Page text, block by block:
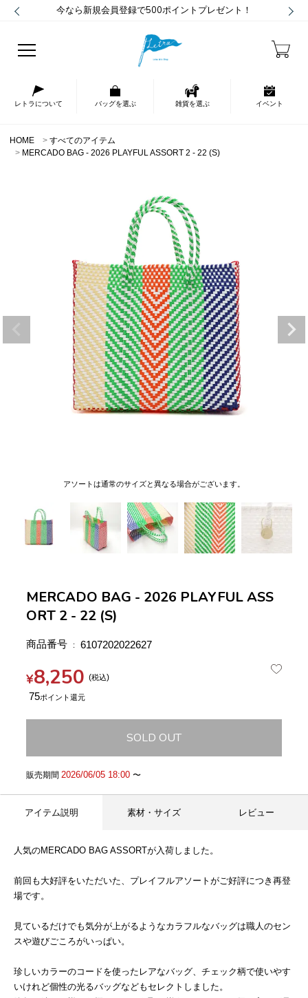
今なら新規会員登録で500ポイントプレゼント！
レトラについて バッグを選ぶ 雑貨を選ぶ イベント
HOME
すべてのアイテム
MERCADO BAG - 2026 PLAYFUL ASSORT 2 - 22 (S)
アソートは通常のサイズと異なる場合がございます。
MERCADO BAG - 2026 PLAYFUL ASS
ORT 2 - 22 (S)
商品番号 6107202022627
¥8,250 税込
75
SOLD OUT
販売期間 2026/06/05 18:00〜
アイテム説明 素材・サイズ レビュー
人気のMERCADO BAG ASSORTが入荷しました。
前回も大好評をいただいた、プレイフルアソートがご好評につき再登
場です。
見ているだけでも気分が上がるようなカラフルなバッグは職人のセン
スや遊びごころがいっぱい。
珍しいカラーのコードを使ったレアなバッグ、チェック柄で使いやす
いけれど個性の光るバッグなどもセレクトしました。